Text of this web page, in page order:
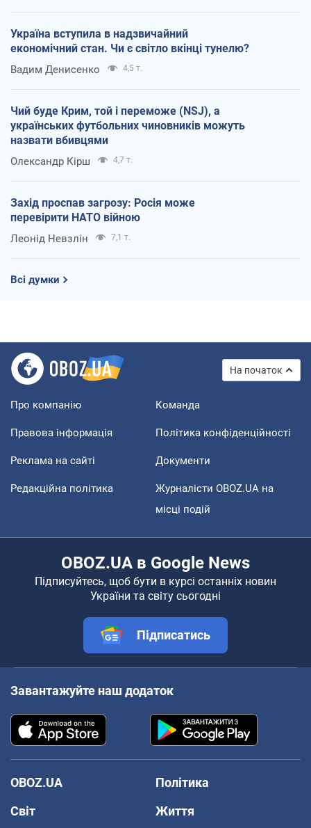
Україна вступила в надзвичайний
економічний стан. Чи є світло вкінці тунелю?
Вадим Денисенко 4,5 т.
Чий буде Крим, той і переможе (NSJ), а
українських футбольних чиновників можуть
назвати вбивцями
Олександр Кірш 4,7 т.
Захід проспав загрозу: Росія може
перевірити НАТО війною
Леонід Невзлін 7,1 т.
Всі думки
На початок
Про компанію Команда
Правова інформація Політика конфіденційності
Реклама на сайті Документи
Редакційна політика
Журналісти OBOZ.UA на
місці подій
OBOZ.UA в Google News
Підписуйтесь, щоб бути в курсі останніх новин
України та світу сьогодні
Підписатись
Завантажуйте наш додаток
OBOZ.UA
Політика
Світ
Життя